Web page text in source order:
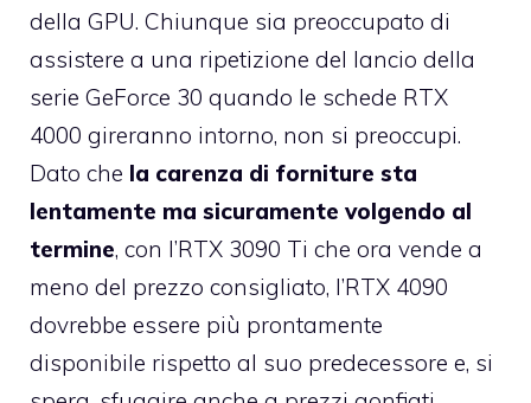
della GPU. Chiunque sia preoccupato di
assistere a una ripetizione del lancio della
serie GeForce 30 quando le schede RTX
4000 gireranno intorno, non si preoccupi.
Dato che la carenza di forniture sta
lentamente ma sicuramente volgendo al
termine, con l’RTX 3090 Ti che ora vende a
meno del prezzo consigliato, l’RTX 4090
dovrebbe essere più prontamente
disponibile rispetto al suo predecessore e, si